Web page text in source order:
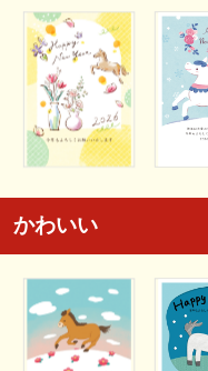
かわいい